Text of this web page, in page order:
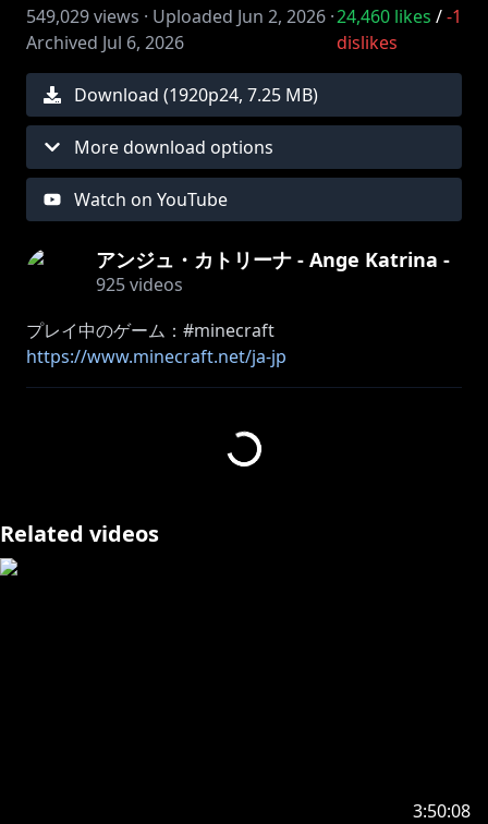
549,029views · Uploaded Jun 2, 2026 ·
Archived Jul 6, 2026
24,460likes /-1
dislikes
Download (1920p24, 7.25 MB)
More download options
Watch on YouTube
アンジュ・カトリーナ - Ange Katrina -
925videos
https://www.minecraft.net/ja-jp
※未成年者の視聴者の方々は、下記リンク先の注意事項
Related videos
3:50:08